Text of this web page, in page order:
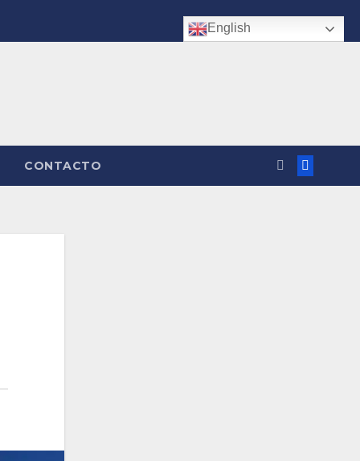
CONTACTO
English